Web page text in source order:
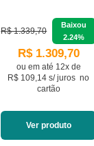
Móveis
R$ 1.339,70
Baixou
2.24%
R$ 1.309,70
ou ematé 12x de
R$ 109,14 s/ juros no
cartão
Ver produto